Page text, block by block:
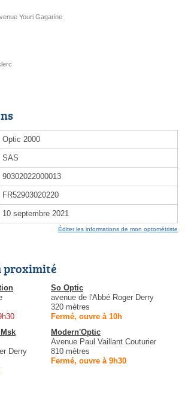
Youri Gagarine
Optic 2000
SAS
90302022000013
FR52903020220
10 septembre 2021
Éditer les informations de mon optométriste
proximité
So Optic
avenue de l'Abbé Roger Derry
320 mètres
Fermé, ouvre à 10h
Derry
Modern'Optic
Avenue Paul Vaillant Couturier
810 mètres
Fermé, ouvre à 9h30